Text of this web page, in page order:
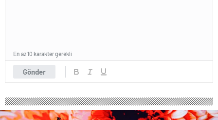
Gönder
En az 10 karakter gerekli